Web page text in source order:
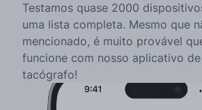
Testamos quase 2000
uma lista completa. Mesmo que
mencionado, é muito provável
funcione com nosso aplicativo
tacógrafo!